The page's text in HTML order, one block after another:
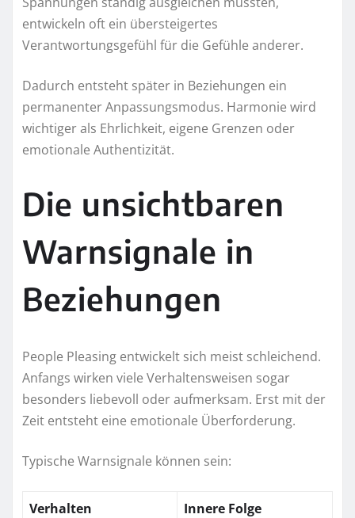
entwickeln oft ein übersteigertes
Verantwortungsgefühl für die Gefühle anderer.
Dadurch entsteht später in Beziehungen ein
permanenter Anpassungsmodus. Harmonie wird
wichtiger als Ehrlichkeit, eigene Grenzen oder
emotionale Authentizität.
Die unsichtbaren
Warnsignale in
Beziehungen
People Pleasing entwickelt sich meist schleichend.
Anfangs wirken viele Verhaltensweisen sogar
besonders liebevoll oder aufmerksam. Erst mit der
Zeit entsteht eine emotionale Überforderung.
Typische Warnsignale können sein:
Verhalten Innere Folge